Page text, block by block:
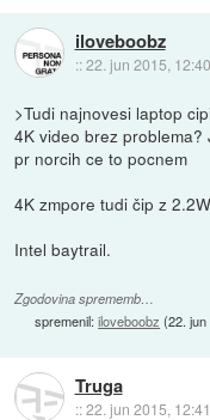
iloveboobz
::22. jun 2015, 12:40
>Tudi najnovesi laptop
4K video brez
pr norcih ce to pocnem
4K zmpore tudi čip z
Intel baytrail.
Zgodovina sprememb…
spremenil:iloveboobz (22.
Truga
::22. jun 2015, 12:41